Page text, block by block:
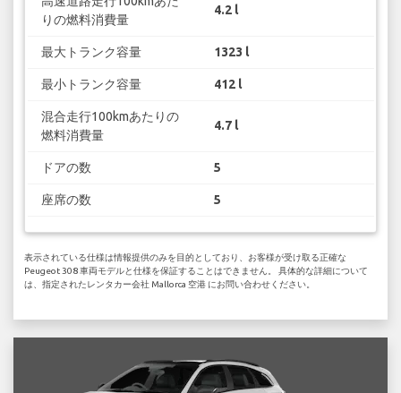
りの燃料消費量
4.2 l
最大トランク容量 1323 l
最小トランク容量 412 l
混合走行100kmあたりの
燃料消費量
4.7 l
ドアの数 5
座席の数 5
表示されている仕様は情報提供のみを目的としており、お客様が受け取る正確な
Peugeot 308 車両モデルと仕様を保証することはできません。 具体的な詳細について
は、指定されたレンタカー会社 Mallorca 空港 にお問い合わせください。